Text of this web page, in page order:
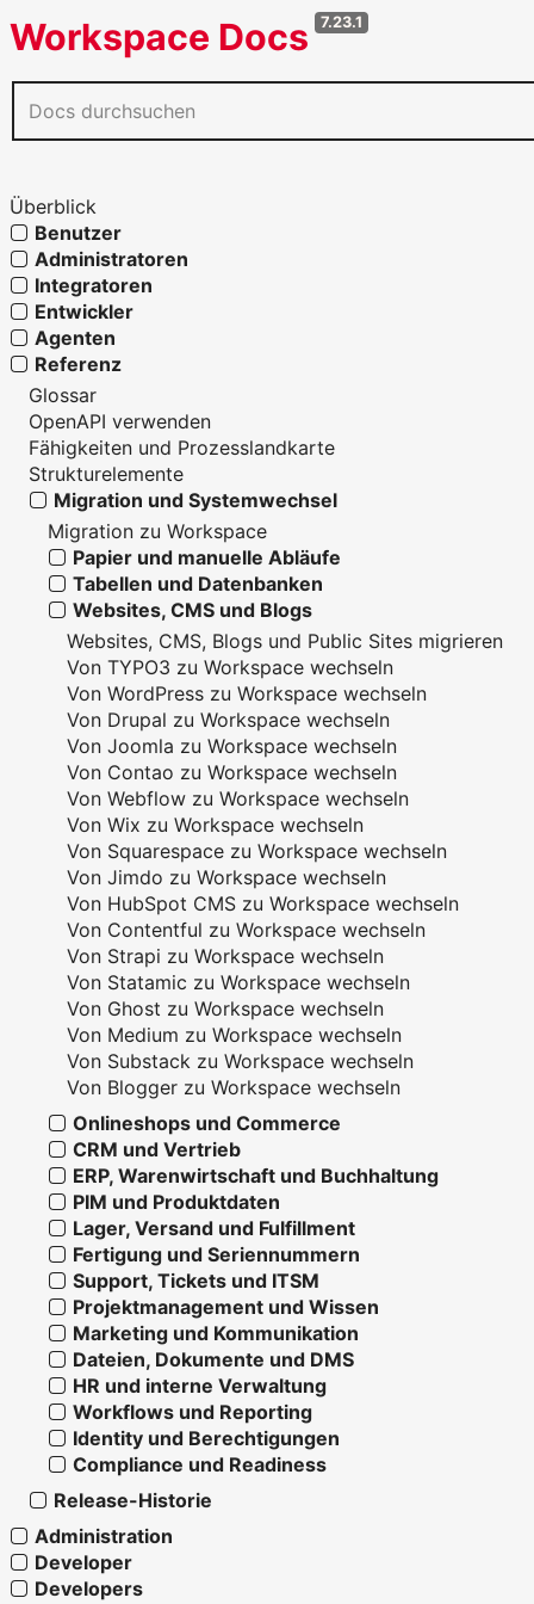
Workspace Docs 7.23.1
Überblick
Benutzer
Administratoren
Integratoren
Entwickler
Agenten
Referenz
Glossar
OpenAPI verwenden
Fähigkeiten und Prozesslandkarte
Strukturelemente
Migration und Systemwechsel
Migration zu Workspace
Papier und manuelle Abläufe
Tabellen und Datenbanken
Websites, CMS und Blogs
Websites, CMS, Blogs und Public Sites migrieren
Von TYPO3 zu Workspace wechseln
Von WordPress zu Workspace wechseln
Von Drupal zu Workspace wechseln
Von Joomla zu Workspace wechseln
Von Contao zu Workspace wechseln
Von Webflow zu Workspace wechseln
Von Wix zu Workspace wechseln
Von Squarespace zu Workspace wechseln
Von Jimdo zu Workspace wechseln
Von HubSpot CMS zu Workspace wechseln
Von Contentful zu Workspace wechseln
Von Strapi zu Workspace wechseln
Von Statamic zu Workspace wechseln
Von Ghost zu Workspace wechseln
Von Medium zu Workspace wechseln
Von Substack zu Workspace wechseln
Von Blogger zu Workspace wechseln
Onlineshops und Commerce
CRM und Vertrieb
ERP, Warenwirtschaft und Buchhaltung
PIM und Produktdaten
Lager, Versand und Fulfillment
Fertigung und Seriennummern
Support, Tickets und ITSM
Projektmanagement und Wissen
Marketing und Kommunikation
Dateien, Dokumente und DMS
HR und interne Verwaltung
Workflows und Reporting
Identity und Berechtigungen
Compliance und Readiness
Release-Historie
Administration
Developer
Developers